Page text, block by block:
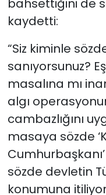
bahsettiğini de
kaydetti:
“Siz kiminle
sanıyorsunuz?
masalına mı
algı
cambazlığını
masaya sözde
sözde devletin
konumuna